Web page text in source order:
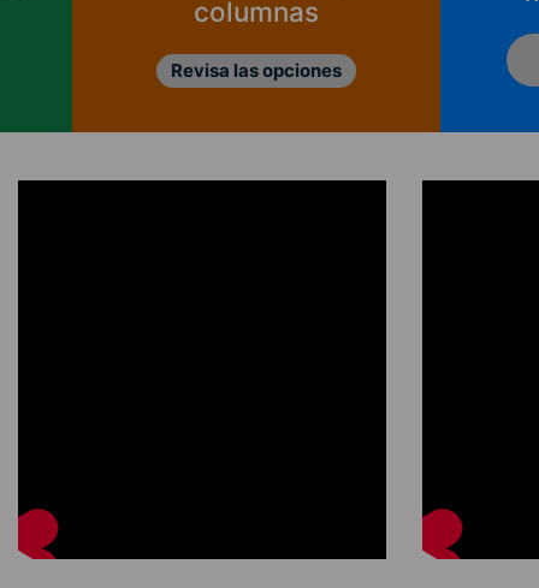
columnas
Revisa las opciones